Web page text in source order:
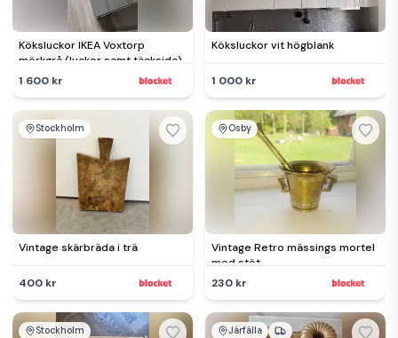
Köksluckor IKEA Voxtorp
mörkgrå (luckor samt täcksida)
1 600 kr
Köksluckor vit högblank
1 000 kr
Stockholm
Vintage skärbräda i trä
400 kr
Osby
Vintage Retro mässings mortel
med stöt
230 kr
Stockholm Järfälla